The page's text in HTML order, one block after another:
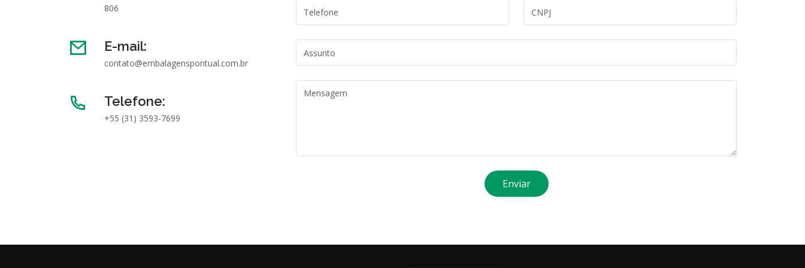
806
E-mail:
contato@embalagenspontual.com.br
Telefone:
+55 (31) 3593-7699
Enviar